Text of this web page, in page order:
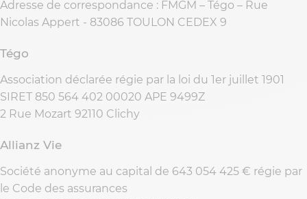
Adresse de correspondance : FMGM – Tégo – Rue
Nicolas Appert - 83086 TOULON CEDEX 9
Tégo
Association déclarée régie par la loi du 1er juillet 1901
SIRET 850 564 402 00020 APE 9499Z
2 Rue Mozart 92110 Clichy
Allianz Vie
Société anonyme au capital de 643 054 425 € régie par
le Code des assurances